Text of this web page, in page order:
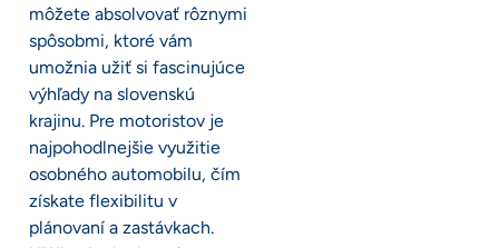
môžete absolvovať rôznymi
spôsobmi, ktoré vám
umožnia užiť si fascinujúce
výhľady na slovenskú
krajinu. Pre motoristov je
najpohodlnejšie využitie
osobného automobilu, čím
získate flexibilitu v
plánovaní a zastávkach.